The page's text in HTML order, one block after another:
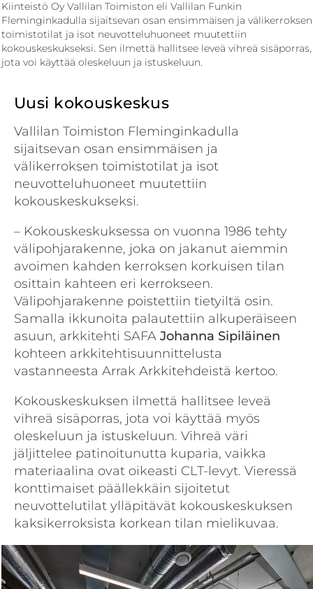
Kiinteistö Oy Vallilan Toimiston eli Vallilan Funkin
Fleminginkadulla sijaitsevan osan ensimmäisen ja välikerroksen
toimistotilat ja isot neuvotteluhuoneet muutettiin
kokouskeskukseksi. Sen ilmettä hallitsee leveä vihreä sisäporras,
jota voi käyttää oleskeluun ja istuskeluun.
Uusi kokouskeskus
Vallilan Toimiston Fleminginkadulla
sijaitsevan osan ensimmäisen ja
välikerroksen toimistotilat ja isot
neuvotteluhuoneet muutettiin
kokouskeskukseksi.
– Kokouskeskuksessa on vuonna 1986 tehty
välipohjarakenne, joka on jakanut aiemmin
avoimen kahden kerroksen korkuisen tilan
osittain kahteen eri kerrokseen.
Välipohjarakenne poistettiin tietyiltä osin.
Samalla ikkunoita palautettiin alkuperäiseen
asuun, arkkitehti SAFA Johanna Sipiläinen
kohteen arkkitehtisuunnittelusta
vastanneesta Arrak Arkkitehdeistä kertoo.
Kokouskeskuksen ilmettä hallitsee leveä
vihreä sisäporras, jota voi käyttää myös
oleskeluun ja istuskeluun. Vihreä väri
jäljittelee patinoitunutta kuparia, vaikka
materiaalina ovat oikeasti CLT-levyt. Vieressä
konttimaiset päällekkäin sijoitetut
neuvottelutilat yllä­pitävät kokouskeskuksen
kaksikerroksista korkean tilan mielikuvaa.